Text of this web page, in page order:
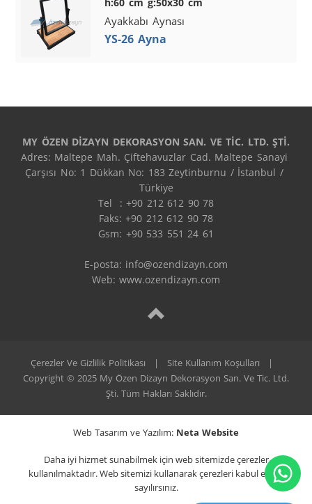
Ayakkabı Aynası
YS-26 Ayna
MY ÖZEN DİZAYN DEKORASYON SAN. VE TİC. LTD. ŞTİ.
Adres: Maltepe Mah. Çiftehavuzlar Cad. Maltepe Sanayi
Çarşısı No: 1 Dükkan No: 183 Zeytinburnu / İstanbul /
Türkiye
Tel  : +90 212 612 90 78
Faks: +90 212 612 90 78
Gsm: +90 533 551 24 61
E-posta: info@ozendizayn.com
Web: www.ozendizayn.com
Çerezler Ve Gizlilik Politikası | Site Kullanım Koşulları
|
Copyright © 2025 My Özen Dizayn Dekorasyon San. Ve Tic. Ltd.
Şti. Tüm Hakları Saklıdır.
Web Tasarım ve Yazılım: Neta Website
Daha iyi hizmet sunabilmek için web sitemizde çerezler
kullanılmaktadır. Web sitemizi kullanarak çerezleri kabul etmiş
sayılırsınız.